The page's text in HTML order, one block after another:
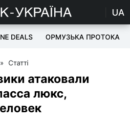
UA
DEALS ОРМУЗЬКА ПРОТОКА
» Статті
атаковали
люкс,